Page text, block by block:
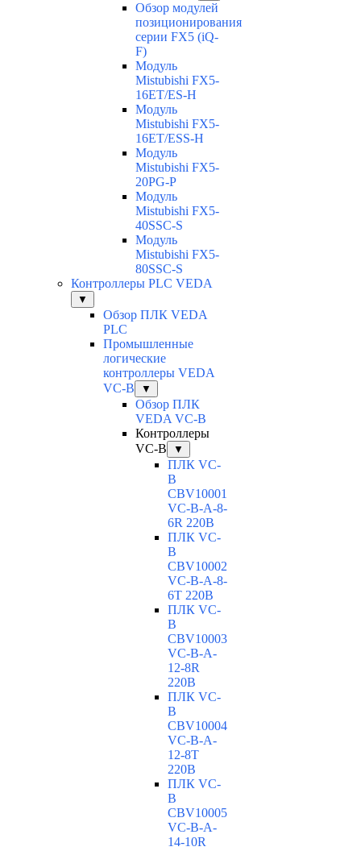
Обзор модулей
позиционирования
серии FX5 (iQ-
F)
Модуль
Mistubishi FX5-
16ET/ES-H
Модуль
Mistubishi FX5-
16ET/ESS-H
Модуль
Mistubishi FX5-
20PG-P
Модуль
Mistubishi FX5-
40SSC-S
Модуль
Mistubishi FX5-
80SSC-S
Контроллеры PLC VEDA
▼
Обзор ПЛК VEDA
PLC
Промышленные
логические
контроллеры VEDA
VC-B
▼
Обзор ПЛК
VEDA VC-B
Контроллеры
VC-B
▼
ПЛК VC-
B
CBV10001
VC-В-A-8-
6R 220В
ПЛК VC-
B
CBV10002
VC-В-A-8-
6T 220В
ПЛК VC-
B
CBV10003
VC-В-A-
12-8R
220В
ПЛК VC-
B
CBV10004
VC-В-A-
12-8T
220В
ПЛК VC-
B
CBV10005
VC-В-A-
14-10R